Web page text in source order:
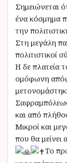
Σημειώνεται
ένα κόσμημα
την
Στη μεγάλη
πολιτιστικοί
Η δε πλατεία
ομόφωνη
και από
Μικροί και
που θα μείνει
Το